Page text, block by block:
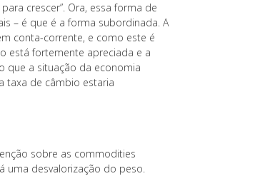
crescer”. Ora, essa forma de
– é que é a forma subordinada. A
conta-corrente, e como este é
está fortemente apreciada e a
que a situação da economia
taxa de câmbio estaria
sobre as commodities
uma desvalorização do peso.